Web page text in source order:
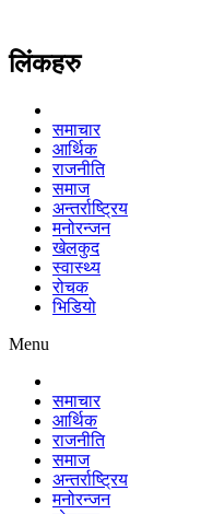
लिंकहरु
समाचार
आर्थिक
राजनीति
समाज
अन्तर्राष्ट्रिय
मनोरन्जन
खेलकुद
स्वास्थ्य
रोचक
भिडियो
Menu
समाचार
आर्थिक
राजनीति
समाज
अन्तर्राष्ट्रिय
मनोरन्जन